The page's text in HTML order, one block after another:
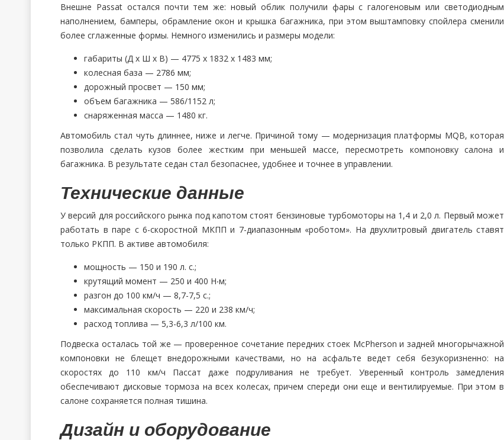
Внешне Passat остался почти тем же: новый облик получили фары с галогеновым или светодиодным
наполнением, бамперы, обрамление окон и крышка багажника, при этом выштамповку спойлера сменили
более сглаженные формы. Немного изменились и размеры модели:
габариты (Д х Ш х В) — 4775 х 1832 х 1483 мм;
колесная база — 2786 мм;
дорожный просвет — 150 мм;
объем багажника — 586/1152 л;
снаряженная масса — 1480 кг.
Автомобиль стал чуть длиннее, ниже и легче. Причиной тому — модернизация платформы MQB, которая
позволила сделать кузов более жестким при меньшей массе, пересмотреть компоновку салона и
багажника. В результате седан стал безопаснее, удобнее и точнее в управлении.
Технические данные
У версий для российского рынка под капотом стоят бензиновые турбомоторы на 1,4 и 2,0 л. Первый может
работать в паре с 6-скоростной МКПП и 7-диапазонным «роботом». На двухлитровый двигатель ставят
только РКПП. В активе автомобиля:
мощность — 150 и 190 л. с.;
крутящий момент — 250 и 400 Н‧м;
разгон до 100 км/ч — 8,7-7,5 с.;
максимальная скорость — 220 и 238 км/ч;
расход топлива — 5,3-6,3 л/100 км.
Подвеска осталась той же — проверенное сочетание передних стоек McPherson и задней многорычажной
компоновки не блещет внедорожными качествами, но на асфальте ведет себя безукоризненно: на
скоростях до 110 км/ч Пассат даже подруливания не требует. Уверенный контроль замедления
обеспечивают дисковые тормоза на всех колесах, причем спереди они еще и вентилируемые. При этом в
салоне сохраняется полная тишина.
Дизайн и оборудование